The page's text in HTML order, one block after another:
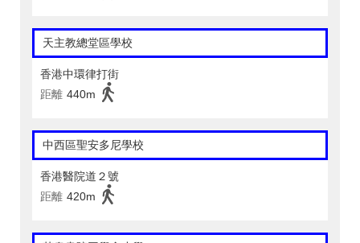
天主教總堂區學校
香港中環律打街
距離 440m
中西區聖安多尼學校
香港醫院道２號
距離 420m